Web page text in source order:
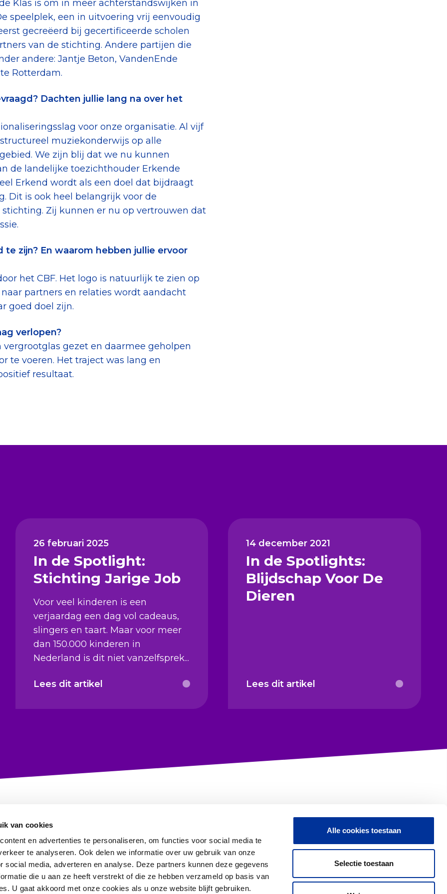
van cookies
en advertenties te personaliseren, om functies voor social media te
te analyseren. Ook delen we informatie over uw gebruik van onze
social media, adverteren en analyse. Deze partners kunnen deze gegevens
die u aan ze heeft verstrekt of die ze hebben verzameld op basis van
U gaat akkoord met onze cookies als u onze website blijft gebruiken.
Alle cookies toestaan
Selectie toestaan
Klas is om in meer achterstandswijken in
speelplek, een in uitvoering vrij eenvoudig
gecreëerd bij gecertificeerde scholen
van de stichting. Andere partijen die
andere: Jantje Beton, VandenEnde
Rotterdam.
Dachten jullie lang na over het
voor onze organisatie. Al vijf
muziekonderwijs op alle
We zijn blij dat we nu kunnen
de landelijke toezichthouder Erkende
Erkend wordt als een doel dat bijdraagt
Dit is ook heel belangrijk voor de
Zij kunnen er nu op vertrouwen dat
zijn? En waarom hebben jullie ervoor
het CBF. Het logo is natuurlijk te zien op
partners en relaties wordt aandacht
goed doel zijn.
verlopen?
gezet en daarmee geholpen
te voeren. Het traject was lang en
resultaat.
26 februari 2025
In de Spotlight:
Stichting Jarige Job
Voor veel kinderen is een
verjaardag een dag vol cadeaus,
slingers en taart. Maar voor meer
dan 150.000 kinderen in
Nederland is dit niet vanzelfsprek...
Lees dit artikel
14 december 2021
In de Spotlights:
Blijdschap Voor De
Dieren
Lees dit artikel
Information in English Proclaimer & Privacy